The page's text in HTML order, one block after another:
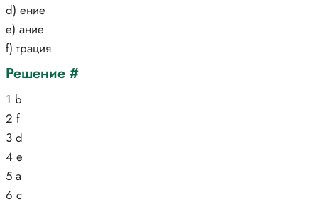
d) ение
e) ание
f) трация
Решение #
1 b
2 f
3 d
4 e
5 a
6 c